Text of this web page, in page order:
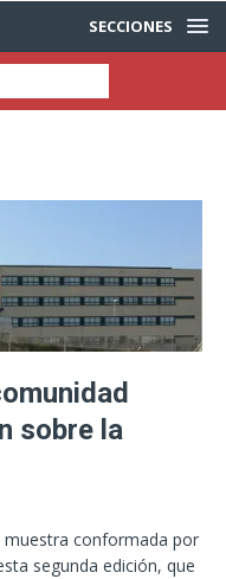
SECCIONES
sobre la
muestra conformada por
segunda edición, que